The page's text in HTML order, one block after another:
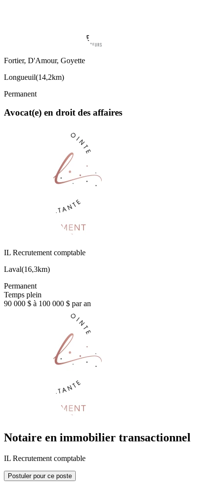
Fortier, D'Amour, Goyette
Longueuil(14,2km)
Permanent
Avocat(e) en droit des affaires
IL Recrutement comptable
Laval(16,3km)
Permanent
Temps plein
90 000 $ à 100 000 $ par an
Notaire en immobilier transactionnel
IL Recrutement comptable
Postuler pour ce poste